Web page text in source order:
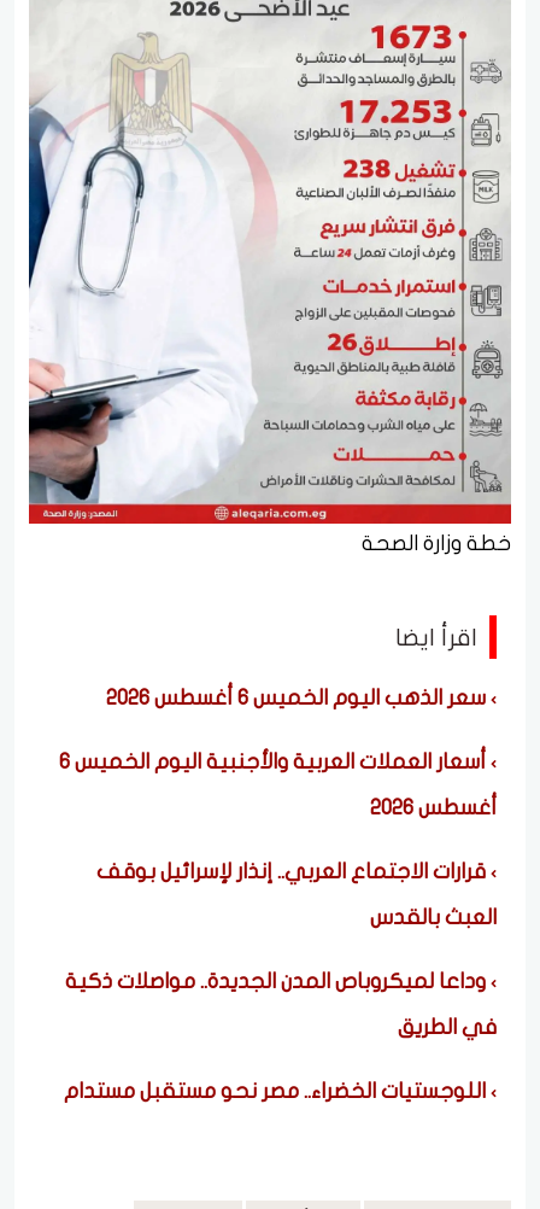
خطة وزارة الصحة
اقرأ ايضا
سعر الذهب اليوم الخميس 6 أغسطس 2026
أسعار العملات العربية والأجنبية اليوم الخميس 6
أغسطس 2026
قرارات الاجتماع العربي.. إنذار لإسرائيل بوقف
العبث بالقدس
وداعا لميكروباص المدن الجديدة.. مواصلات ذكية
في الطريق
اللوجستيات الخضراء.. مصر نحو مستقبل مستدام